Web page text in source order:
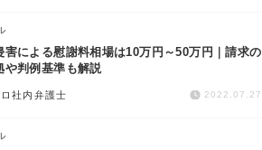
護士の方へ
害による慰謝料相場は10万円～50万円｜請求の
や判例基準も解説
社内弁護士 2022.07.27